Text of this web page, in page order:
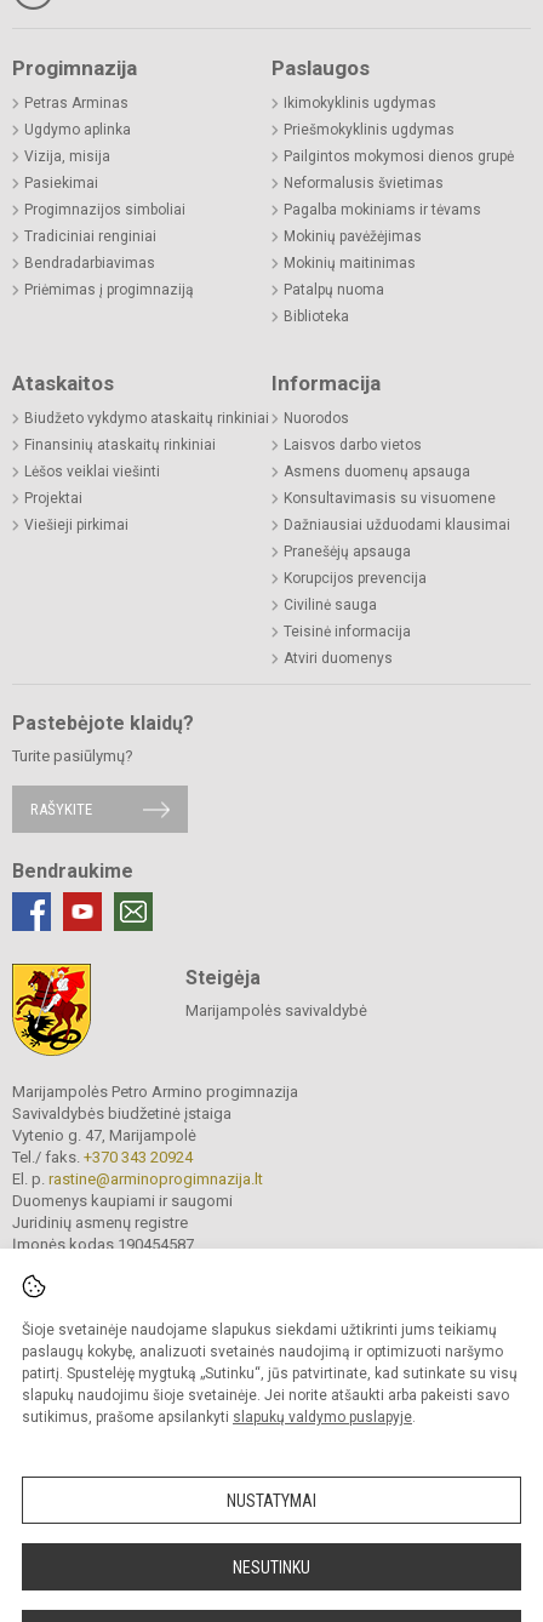
Šioje svetainėje naudojame slapukus siekdami užtikrinti jums teikiamų
paslaugų kokybę, analizuoti svetainės naudojimą ir optimizuoti naršymo
patirtį. Spustelėję mygtuką „Sutinku“, jūs patvirtinate, kad sutinkate su visų
slapukų naudojimu šioje svetainėje. Jei norite atšaukti arba pakeisti savo
sutikimus, prašome apsilankyti slapukų valdymo puslapyje.
NUSTATYMAI
NESUTINKU
Progimnazija
Petras Arminas
Ugdymo aplinka
Vizija, misija
Pasiekimai
Progimnazijos simboliai
Tradiciniai renginiai
Bendradarbiavimas
Priėmimas į progimnaziją
Paslaugos
Ikimokyklinis ugdymas
Priešmokyklinis ugdymas
Pailgintos mokymosi dienos grupė
Neformalusis švietimas
Pagalba mokiniams ir tėvams
Mokinių pavėžėjimas
Mokinių maitinimas
Patalpų nuoma
Biblioteka
Ataskaitos
Biudžeto vykdymo ataskaitų rinkiniai
Finansinių ataskaitų rinkiniai
Lėšos veiklai viešinti
Projektai
Viešieji pirkimai
Informacija
Nuorodos
Laisvos darbo vietos
Asmens duomenų apsauga
Konsultavimasis su visuomene
Dažniausiai užduodami klausimai
Pranešėjų apsauga
Korupcijos prevencija
Civilinė sauga
Teisinė informacija
Atviri duomenys
Pastebėjote klaidų?
Turite pasiūlymų?
RAŠYKITE
Bendraukime
Steigėja
Marijampolės savivaldybė
Marijampolės Petro Armino progimnazija
Savivaldybės biudžetinė įstaiga
Vytenio g. 47, Marijampolė
Tel./ faks. +370 343 20924
El. p. rastine@arminoprogimnazija.lt
Duomenys kaupiami ir saugomi
Juridinių asmenų registre
Įmonės kodas 190454587
© 2026. Marijampolės Petro Armino progimnazija. Visos teisės saugomos.
Kopijuoti turinį be raštiško įstaigos administracijos sutikimo griežtai draudžiama.
Prieinamumo paraiška Slapukų valdymas
Sumanus būdas atnaujinti